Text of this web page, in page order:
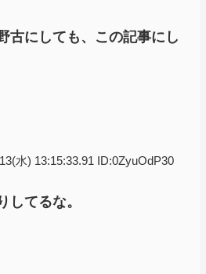
古にしても、この記事にし
水) 13:15:33.91 ID:0ZyuOdP30
してるな。